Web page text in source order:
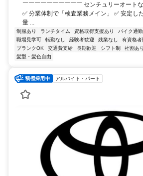
￣￣￣￣￣￣￣￣￣￣ センチュリーオート
✅ 分業体制で「検査業務メイン」 ✅ 安定し
量 ...
制服あり ランチタイム 資格取得支援あり バイク通
職場見学可
転勤なし 経験者歓迎 残業なし 有資格者
ブランクOK
交通費支給 長期歓迎 シフト制 社割あり
髪型・髪色自由
アルバイト・パート